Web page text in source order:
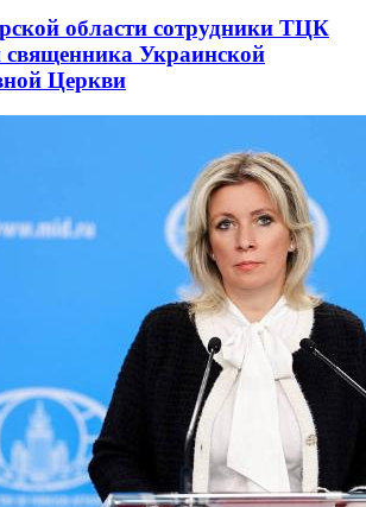
области сотрудники ТЦК
священника Украинской
Церкви